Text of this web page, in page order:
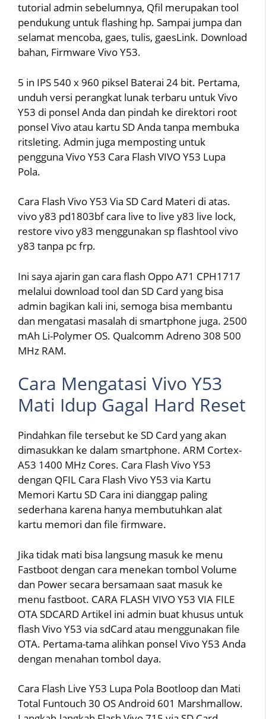
tutorial admin sebelumnya, Qfil merupakan tool
pendukung untuk flashing hp. Sampai jumpa dan
selamat mencoba, gaes, tulis, gaesLink. Download
bahan, Firmware Vivo Y53.
5 in IPS 540 x 960 piksel Baterai 24 bit. Pertama,
unduh versi perangkat lunak terbaru untuk Vivo
Y53 di ponsel Anda dan pindah ke direktori root
ponsel Vivo atau kartu SD Anda tanpa membuka
ritsleting. Admin juga memposting untuk
pengguna Vivo Y53 Cara Flash VIVO Y53 Lupa
Pola.
Cara Flash Vivo Y53 Via SD Card Materi di atas.
vivo y83 pd1803bf cara live to live y83 live lock,
restore vivo y83 menggunakan sp flashtool vivo
y83 tanpa pc frp.
Ini saya ajarin gan cara flash Oppo A71 CPH1717
melalui download tool dan SD Card yang bisa
admin bagikan kali ini, semoga bisa membantu
dan mengatasi masalah di smartphone juga. 2500
mAh Li-Polymer OS. Qualcomm Adreno 308 500
MHz RAM.
Cara Mengatasi Vivo Y53
Mati Idup Gagal Hard Reset
Pindahkan file tersebut ke SD Card yang akan
dimasukkan ke dalam smartphone. ARM Cortex-
A53 1400 MHz Cores. Cara Flash Vivo Y53
dengan QFIL Cara Flash Vivo Y53 via Kartu
Memori Kartu SD Cara ini dianggap paling
sederhana karena hanya membutuhkan alat
kartu memori dan file firmware.
Jika tidak mati bisa langsung masuk ke menu
Fastboot dengan cara menekan tombol Volume
dan Power secara bersamaan saat masuk ke
menu fastboot. CARA FLASH VIVO Y53 VIA FILE
OTA SDCARD Artikel ini admin buat khusus untuk
flash Vivo Y53 via sdCard atau menggunakan file
OTA. Pertama-tama alihkan ponsel Vivo Y53 Anda
dengan menahan tombol daya.
Cara Flash Live Y53 Lupa Pola Bootloop dan Mati
Total Funtouch 30 OS Android 601 Marshmallow.